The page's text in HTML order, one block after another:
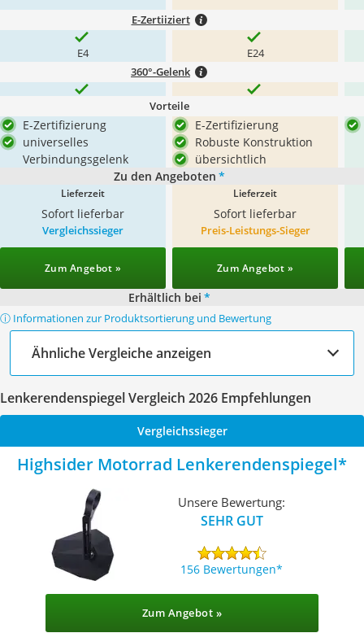
E-Zertiiziert
E4 E24
360°-Gelenk
Vorteile
E-Zertifizierung
universelles
Verbindungsgelenk
E-Zertifizierung
Robuste Konstruktion
übersichtlich
Zu den Angeboten *
Lieferzeit
Sofort lieferbar
Lieferzeit
Sofort lieferbar
Vergleichssieger
Zum Angebot »
Preis-Leistungs-Sieger
Zum Angebot »
Erhältlich bei *
ⓘ Informationen zur Produktsortierung und Bewertung
Ähnliche Vergleiche anzeigen
Lenkerendenspiegel Vergleich 2026 Empfehlungen
Vergleichssieger
Highsider Motorrad Lenkerendenspiegel
Unsere Bewertung:
SEHR GUT
156 Bewertungen
Zum Angebot »